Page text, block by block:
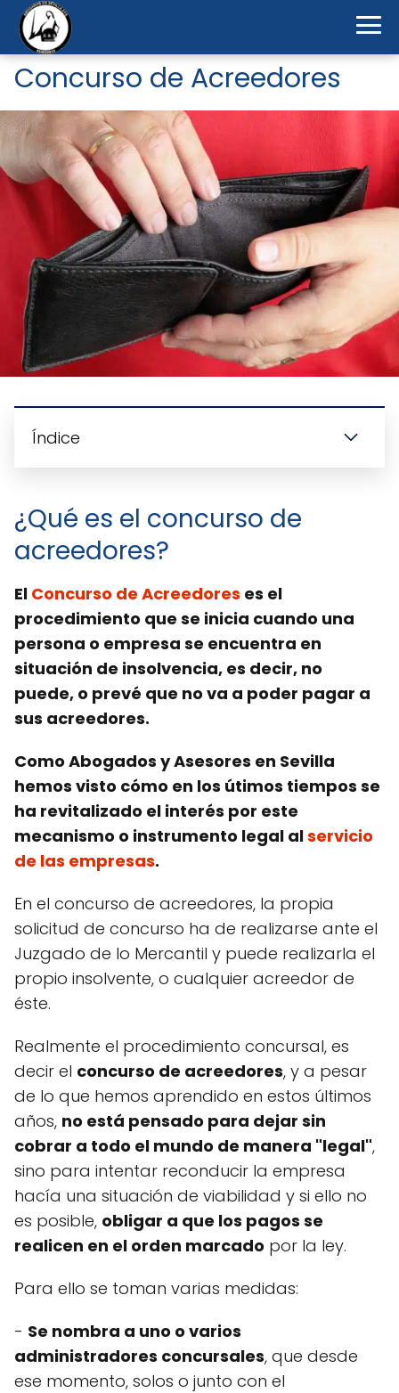
Concurso de Acreedores
Índice
¿Qué es el concurso de
acreedores?
El Concurso de Acreedores es el
procedimiento que se inicia cuando una
persona o empresa se encuentra en
situación de insolvencia, es decir, no
puede, o prevé que no va a poder pagar a
sus acreedores.
Como Abogados y Asesores en Sevilla
hemos visto cómo en los útimos tiempos se
ha revitalizado el interés por este
mecanismo o instrumento legal alservicio
de las empresas.
En el concurso de acreedores, la propia
solicitud de concurso ha de realizarse ante el
Juzgado de lo Mercantil y puede realizarla el
propio insolvente, o cualquier acreedor de
éste.
Realmente el procedimiento concursal, es
decir el concurso de acreedores, y a pesar
de lo que hemos aprendido en estos últimos
años, no está pensado para dejar sin
cobrar a todo el mundo de manera "legal",
sino para intentar reconducir la empresa
hacía una situación de viabilidad y si ello no
es posible, obligar a que los pagos se
realicen en el orden marcado por la ley.
Para ello se toman varias medidas:
- Se nombra a uno o varios
administradores concursales, que desde
ese momento, solos o junto con el